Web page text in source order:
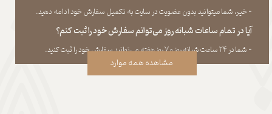
​​​​​​​- خیر، شما میتوانید بدون عضویت در سایت به تکمیل سفارش خود ادامه دهید.​​​​​​​
آیا در تمام ساعات شبانه روز می‌توانم سفارش خود را ثبت کنم؟
​​​​​​​​​​​​​​- شما در ۲۴ ساعت شبانه روز و ۷ روز هفته می‌‏توانید سفارش خود را ثبت کنید.
مشاهده همه موارد